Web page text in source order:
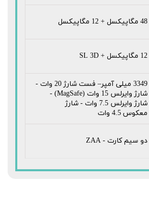
48 مگاپیکسل + 12 مگاپیکسل
12 مگاپیکسل + SL 3D
3349 میلی آمپر– فست شارژ 20 وات -
شارژ وایرلس 15 وات (MagSafe) -
شارژ وایرلس 7.5 وات - شارژ
معکوس 4.5 وات
دو سیم کارت - ZAA